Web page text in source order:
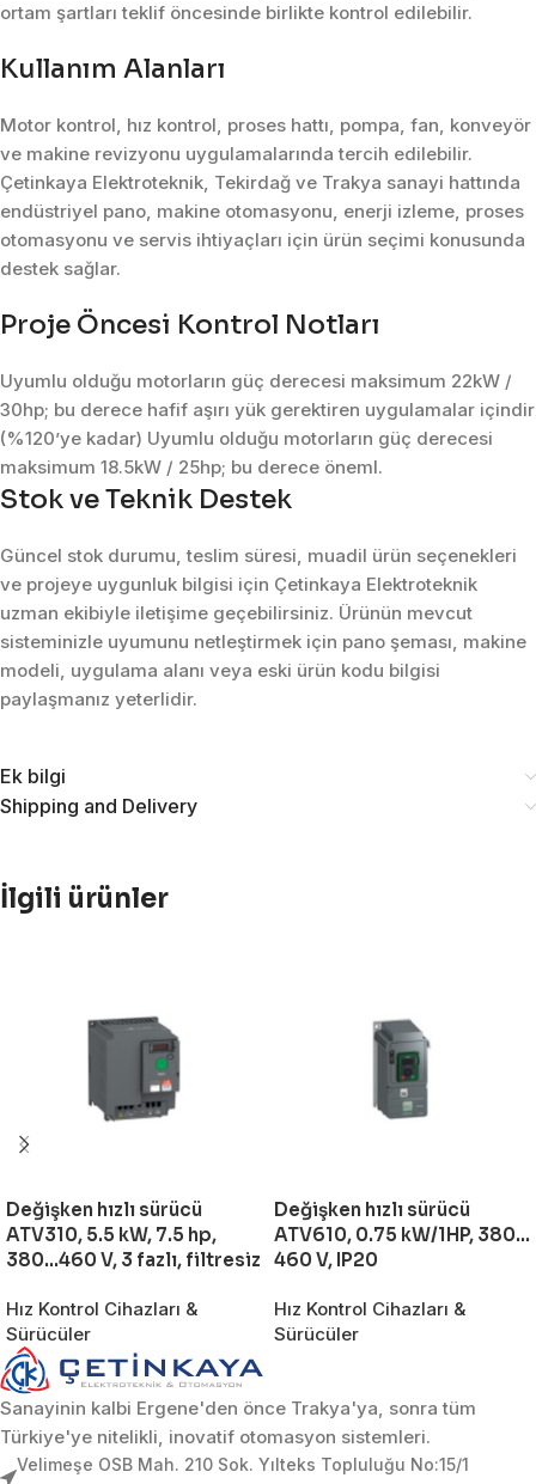
ortam şartları teklif öncesinde birlikte kontrol edilebilir.
Kullanım Alanları
Motor kontrol, hız kontrol, proses hattı, pompa, fan, konveyör
ve makine revizyonu uygulamalarında tercih edilebilir.
Çetinkaya Elektroteknik, Tekirdağ ve Trakya sanayi hattında
endüstriyel pano, makine otomasyonu, enerji izleme, proses
otomasyonu ve servis ihtiyaçları için ürün seçimi konusunda
destek sağlar.
Proje Öncesi Kontrol Notları
Uyumlu olduğu motorların güç derecesi maksimum 22kW /
30hp; bu derece hafif aşırı yük gerektiren uygulamalar içindir
(%120’ye kadar) Uyumlu olduğu motorların güç derecesi
maksimum 18.5kW / 25hp; bu derece öneml.
Stok ve Teknik Destek
Güncel stok durumu, teslim süresi, muadil ürün seçenekleri
ve projeye uygunluk bilgisi için Çetinkaya Elektroteknik
uzman ekibiyle iletişime geçebilirsiniz. Ürünün mevcut
sisteminizle uyumunu netleştirmek için pano şeması, makine
modeli, uygulama alanı veya eski ürün kodu bilgisi
paylaşmanız yeterlidir.
Ek bilgi
Shipping and Delivery
İlgili ürünler
Değişken hızlı sürücü
ATV310, 5.5 kW, 7.5 hp,
380…460 V, 3 fazlı, filtresiz
Hız Kontrol Cihazları &
Sürücüler
Değişken hızlı sürücü
ATV610, 0.75 kW/1HP, 380…
460 V, IP20
Hız Kontrol Cihazları &
Sürücüler
Sanayinin kalbi Ergene'den önce Trakya'ya, sonra tüm
Türkiye'ye nitelikli, inovatif otomasyon sistemleri.
Velimeşe OSB Mah. 210 Sok. Yılteks Topluluğu No:15/1